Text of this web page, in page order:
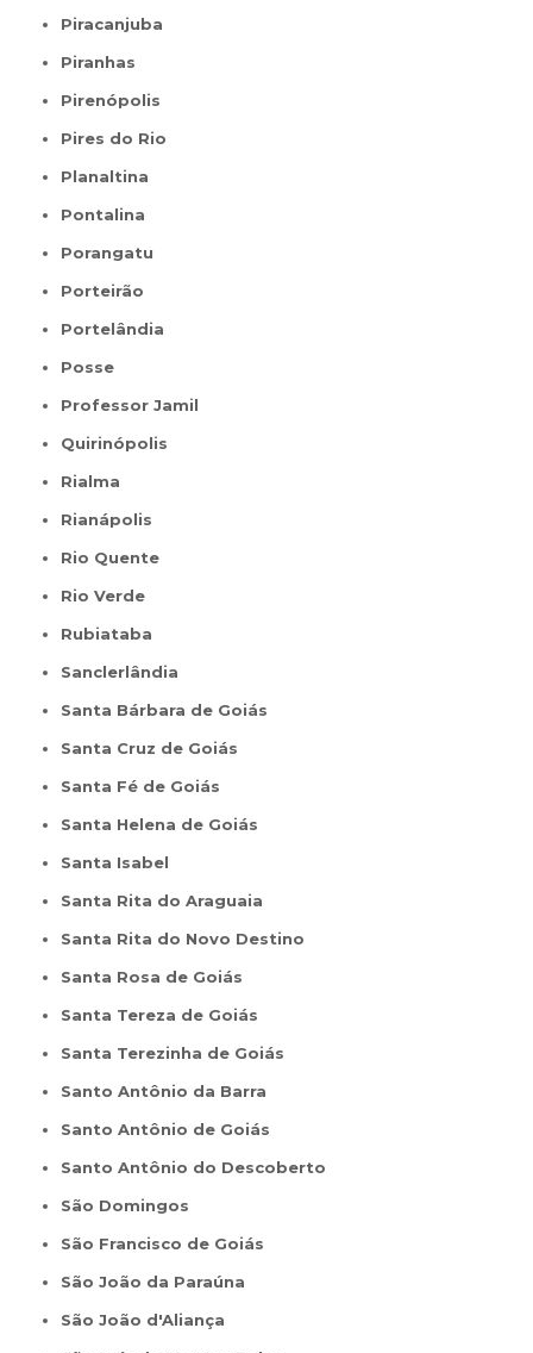
Piracanjuba
Piranhas
Pirenópolis
Pires do Rio
Planaltina
Pontalina
Porangatu
Porteirão
Portelândia
Posse
Professor Jamil
Quirinópolis
Rialma
Rianápolis
Rio Quente
Rio Verde
Rubiataba
Sanclerlândia
Santa Bárbara de Goiás
Santa Cruz de Goiás
Santa Fé de Goiás
Santa Helena de Goiás
Santa Isabel
Santa Rita do Araguaia
Santa Rita do Novo Destino
Santa Rosa de Goiás
Santa Tereza de Goiás
Santa Terezinha de Goiás
Santo Antônio da Barra
Santo Antônio de Goiás
Santo Antônio do Descoberto
São Domingos
São Francisco de Goiás
São João da Paraúna
São João d'Aliança